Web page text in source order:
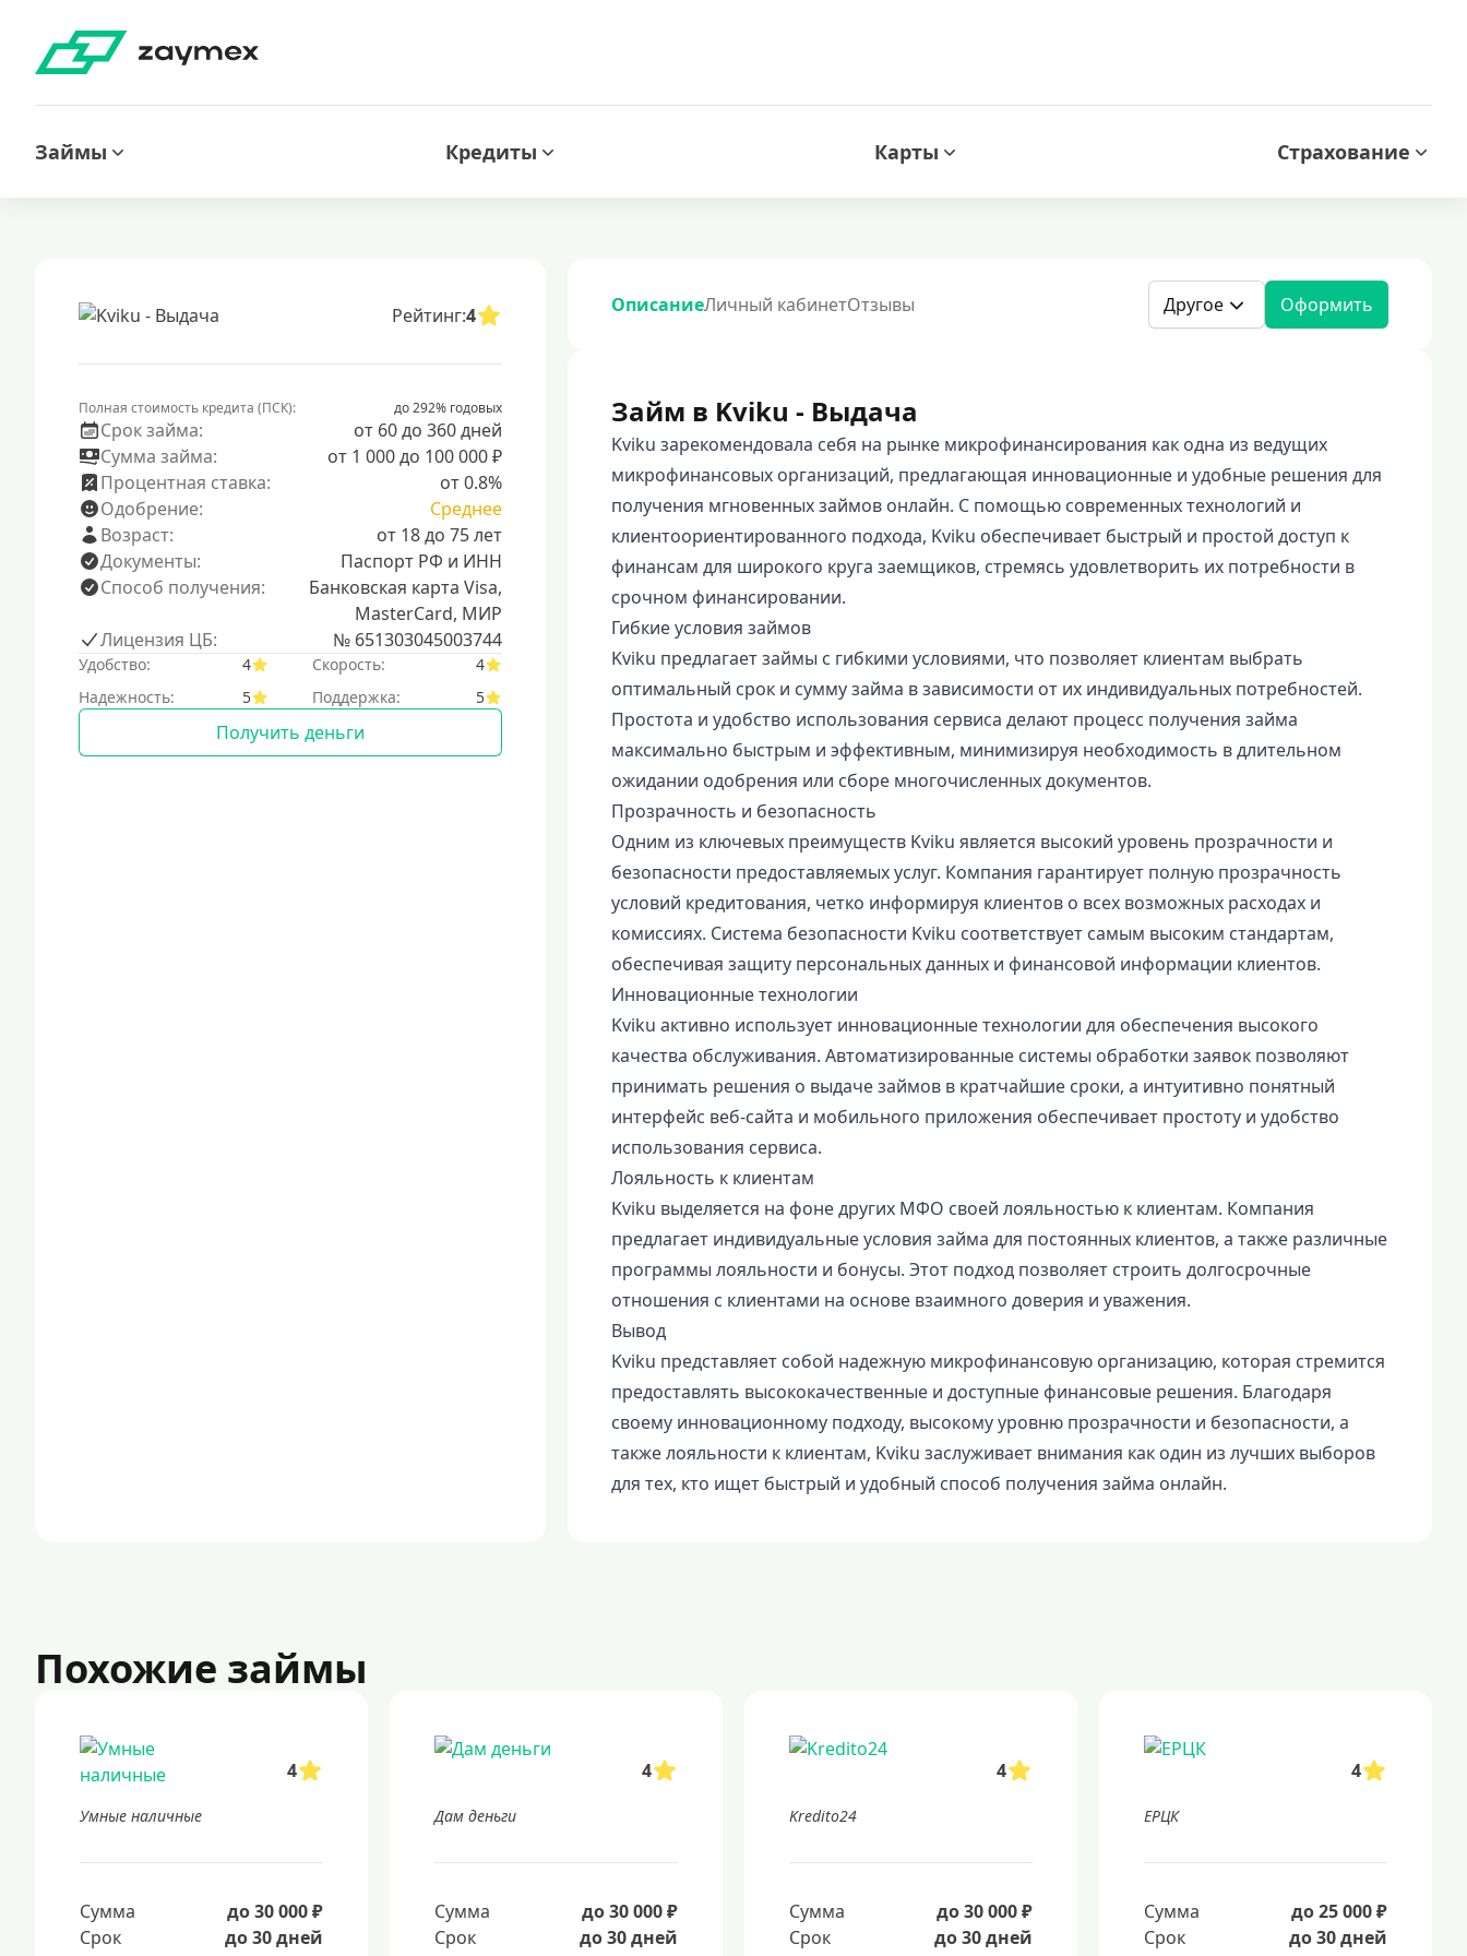
Займы Кредиты Карты Страхование
Рейтинг:4
Полная стоимость кредита (ПСК): до 292% годовых
Срок займа:
от 60 до 360 дней
Сумма займа:
от 1 000 до 100 000 ₽
Процентная ставка:
от 0.8%
Одобрение:
Среднее
Возраст:
от 18 до 75 лет
Документы:
Паспорт РФ и ИНН
Способ получения:
Банковская карта Visa,
MasterCard, МИР
Лицензия ЦБ:
№ 651303045003744
Удобство: 4 Скорость:
4
Надежность:
5 Поддержка: 5
Получить деньги
ОписаниеЛичный кабинетОтзывы Другое Оформить
Займ в Kviku - Выдача
Kviku зарекомендовала себя на рынке микрофинансирования как одна из ведущих
микрофинансовых организаций, предлагающая инновационные и удобные решения для
получения мгновенных займов онлайн. С помощью современных технологий и
клиентоориентированного подхода, Kviku обеспечивает быстрый и простой доступ к
финансам для широкого круга заемщиков, стремясь удовлетворить их потребности в
срочном финансировании.
Гибкие условия займов
Kviku предлагает займы с гибкими условиями, что позволяет клиентам выбрать
оптимальный срок и сумму займа в зависимости от их индивидуальных потребностей.
Простота и удобство использования сервиса делают процесс получения займа
максимально быстрым и эффективным, минимизируя необходимость в длительном
ожидании одобрения или сборе многочисленных документов.
Прозрачность и безопасность
Одним из ключевых преимуществ Kviku является высокий уровень прозрачности и
безопасности предоставляемых услуг. Компания гарантирует полную прозрачность
условий кредитования, четко информируя клиентов о всех возможных расходах и
комиссиях. Система безопасности Kviku соответствует самым высоким стандартам,
обеспечивая защиту персональных данных и финансовой информации клиентов.
Инновационные технологии
Kviku активно использует инновационные технологии для обеспечения высокого
качества обслуживания. Автоматизированные системы обработки заявок позволяют
принимать решения о выдаче займов в кратчайшие сроки, а интуитивно понятный
интерфейс веб-сайта и мобильного приложения обеспечивает простоту и удобство
использования сервиса.
Лояльность к клиентам
Kviku выделяется на фоне других МФО своей лояльностью к клиентам. Компания
предлагает индивидуальные условия займа для постоянных клиентов, а также различные
программы лояльности и бонусы. Этот подход позволяет строить долгосрочные
отношения с клиентами на основе взаимного доверия и уважения.
Вывод
Kviku представляет собой надежную микрофинансовую организацию, которая стремится
предоставлять высококачественные и доступные финансовые решения. Благодаря
своему инновационному подходу, высокому уровню прозрачности и безопасности, а
также лояльности к клиентам, Kviku заслуживает внимания как один из лучших выборов
для тех, кто ищет быстрый и удобный способ получения займа онлайн.
Похожие займы
4
Умные наличные
Сумма
до 30 000 ₽
Срок
до 30 дней
4
Дам деньги
Сумма
до 30 000 ₽
Срок
до 30 дней
4
Kredito24
Сумма
до 30 000 ₽
Срок
до 30 дней
4
ЕРЦК
Сумма
до 25 000 ₽
Срок
до 30 дней